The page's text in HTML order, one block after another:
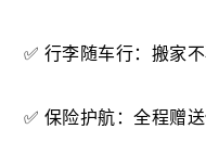
✅ 行李随车行：搬家
✅ 保险护航 ：全程赠